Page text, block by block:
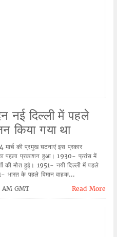
नई दिल्ली में पहले
किया गया था
मार्च की प्रमुख घटनाएं इस प्रकार
पहला प्रकाशन हुआ। 1930- फ्रांस में
की मौत हुई। 1951- नयी दिल्ली में पहले
भारत के पहले विमान वाहक...
GMT Read More